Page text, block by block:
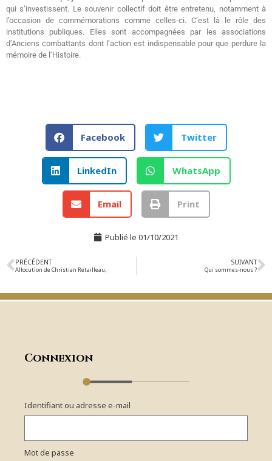
qui s’investissent. Le souvenir collectif doit être entretenu, notamment à
l’occasion de commémorations comme celles-ci. C’est là le rôle des
institutions publiques. Elles sont accompagnées par les associations
d’Anciens combattants dont l’action est indispensable pour que perdure la
mémoire de l’Histoire.
Facebook Twitter
LinkedIn WhatsApp
Email Print
Publié le 01/10/2021
PRÉCÉDENT
Allocution de Christian Retailleau,
SUIVANT
Qui sommes-nous ?
Connexion
Identifiant ou adresse e-mail
Mot de passe